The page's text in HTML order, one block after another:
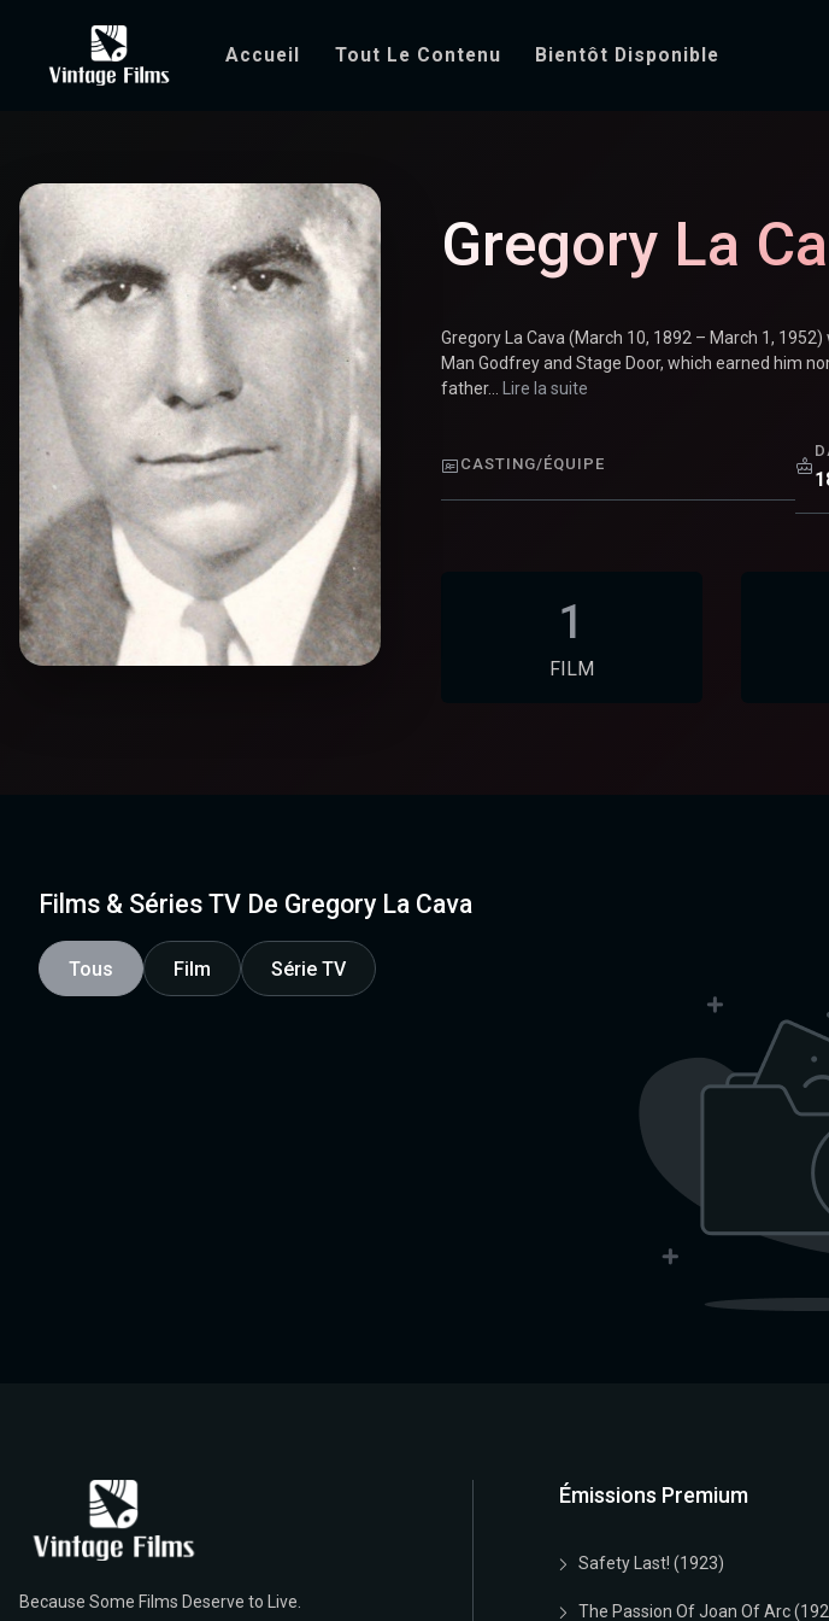
Accueil Tout Le Contenu Bientôt Disponible
Gregory La Cava
Gregory La
Gregory La Cava (March 10, 1892 – March 1,
Man Godfrey and Stage Door, which earned him
father...
Lire la suite
CASTING/ÉQUIPE
1
FILM
Films & Séries TV De Gregory La Cava
Tous Film Série TV
Because Some Films Deserve to Live.
Émissions Premium
Safety Last! (1923)
The Passion Of Joan Of Arc